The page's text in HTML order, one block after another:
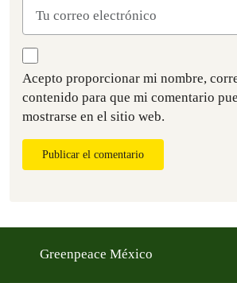
Acepto proporcionar mi nombre,
contenido para que mi comentario
mostrarse en el sitio web.
Publicar el comentario
Greenpeace México